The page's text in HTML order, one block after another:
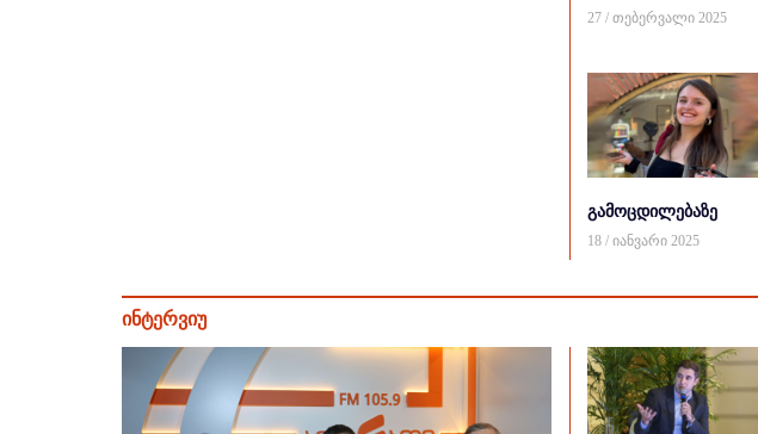
27 / თებერვალი 2025
გამოცდილებაზე
18 / იანვარი 2025
ინტერვიუ